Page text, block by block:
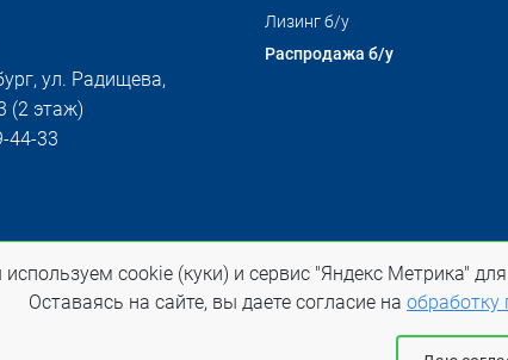
ул. Радищева,
(2 этаж)
44-33
Лизинг б/у
Распродажа б/у
сайта ссылка на ltl-spb.ru обязательна
cookie (куки) и сервис "Яндекс Метрика"
Оставаясь на сайте, вы даете согласие на обработку